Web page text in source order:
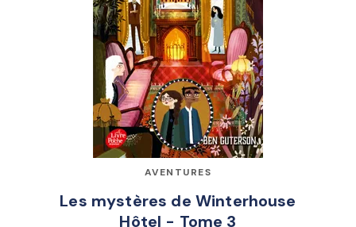
AVENTURES
Les mystères de Winterhouse
Hôtel - Tome 3